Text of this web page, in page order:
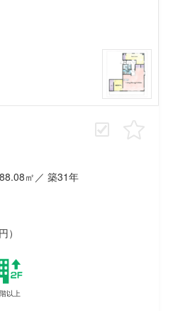
㎡／ 築31年
）
以上